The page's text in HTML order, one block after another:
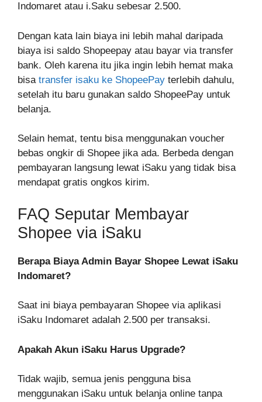
Indomaret atau i.Saku sebesar 2.500.
Dengan kata lain biaya ini lebih mahal daripada
biaya isi saldo Shopeepay atau bayar via transfer
bank. Oleh karena itu jika ingin lebih hemat maka
bisa transfer isaku ke ShopeePay terlebih dahulu,
setelah itu baru gunakan saldo ShopeePay untuk
belanja.
Selain hemat, tentu bisa menggunakan voucher
bebas ongkir di Shopee jika ada. Berbeda dengan
pembayaran langsung lewat iSaku yang tidak bisa
mendapat gratis ongkos kirim.
FAQ Seputar Membayar
Shopee via iSaku
Berapa Biaya Admin Bayar Shopee Lewat iSaku
Indomaret?
Saat ini biaya pembayaran Shopee via aplikasi
iSaku Indomaret adalah 2.500 per transaksi.
Apakah Akun iSaku Harus Upgrade?
Tidak wajib, semua jenis pengguna bisa
menggunakan iSaku untuk belanja online tanpa